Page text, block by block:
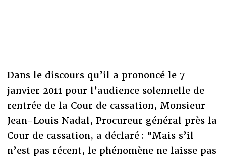
Dans le discours qu’il a prononcé le 7
janvier 2011 pour l’audience solennelle de
rentrée de la Cour de cassation, Monsieur
Jean-Louis Nadal, Procureur général près la
Cour de cassation, a déclaré : "Mais s’il
n’est pas récent, le phénomène ne laisse pas